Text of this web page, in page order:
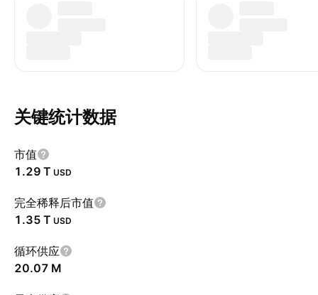
关键统计数据
市值
‪1.29 T‬ USD
完全稀释后市值
‪1.35 T‬ USD
循环供应
‪20.07 M‬